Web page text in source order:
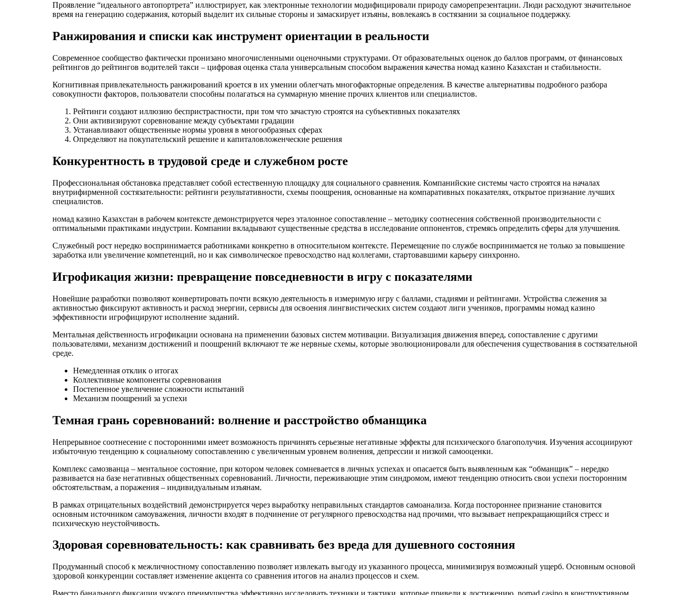
Проявление “идеального автопортрета” иллюстрирует, как электронные технологии модифицировали природу саморепрезентации. Люди расходуют значительное
время на генерацию содержания, который выделит их сильные стороны и замаскирует изъяны, вовлекаясь в состязании за социальное поддержку.
Ранжирования и списки как инструмент ориентации в реальности
Современное сообщество фактически пронизано многочисленными оценочными структурами. От образовательных оценок до баллов программ, от финансовых
рейтингов до рейтингов водителей такси – цифровая оценка стала универсальным способом выражения качества номад казино Казахстан и стабильности.
Когнитивная привлекательность ранжирований кроется в их умении облегчать многофакторные определения. В качестве альтернативы подробного разбора
совокупности факторов, пользователи способны полагаться на суммарную мнение прочих клиентов или специалистов.
Рейтинги создают иллюзию беспристрастности, при том что зачастую строятся на субъективных показателях
Они активизируют соревнование между субъектами градации
Устанавливают общественные нормы уровня в многообразных сферах
Определяют на покупательский решение и капиталовложенческие решения
Конкурентность в трудовой среде и служебном росте
Профессиональная обстановка представляет собой естественную площадку для социального сравнения. Компанийские системы часто строятся на началах
внутрифирменной состязательности: рейтинги результативности, схемы поощрения, основанные на компаративных показателях, открытое признание лучших
специалистов.
номад казино Казахстан в рабочем контексте демонстрируется через эталонное сопоставление – методику соотнесения собственной производительности с
оптимальными практиками индустрии. Компании вкладывают существенные средства в исследование оппонентов, стремясь определить сферы для улучшения.
Служебный рост нередко воспринимается работниками конкретно в относительном контексте. Перемещение по службе воспринимается не только за повышение
заработка или увеличение компетенций, но и как символическое превосходство над коллегами, стартовавшими карьеру синхронно.
Игрофикация жизни: превращение повседневности в игру с показателями
Новейшие разработки позволяют конвертировать почти всякую деятельность в измеримую игру с баллами, стадиями и рейтингами. Устройства слежения за
активностью фиксируют активность и расход энергии, сервисы для освоения лингвистических систем создают лиги учеников, программы номад казино
эффективности игрофицируют исполнение заданий.
Ментальная действенность игрофикации основана на применении базовых систем мотивации. Визуализация движения вперед, сопоставление с другими
пользователями, механизм достижений и поощрений включают те же нервные схемы, которые эволюционировали для обеспечения существования в состязательной
среде.
Немедленная отклик о итогах
Коллективные компоненты соревнования
Постепенное увеличение сложности испытаний
Механизм поощрений за успехи
Темная грань соревнований: волнение и расстройство обманщика
Непрерывное соотнесение с посторонними имеет возможность причинять серьезные негативные эффекты для психического благополучия. Изучения ассоциируют
избыточную тенденцию к социальному сопоставлению с увеличенным уровнем волнения, депрессии и низкой самооценки.
Комплекс самозванца – ментальное состояние, при котором человек сомневается в личных успехах и опасается быть выявленным как “обманщик” – нередко
развивается на базе негативных общественных соревнований. Личности, переживающие этим синдромом, имеют тенденцию относить свои успехи посторонним
обстоятельствам, а поражения – индивидуальным изъянам.
В рамках отрицательных воздействий демонстрируется через выработку неправильных стандартов самоанализа. Когда постороннее признание становится
основным источником самоуважения, личности входят в подчинение от регулярного превосходства над прочими, что вызывает непрекращающийся стресс и
психическую неустойчивость.
Здоровая соревновательность: как сравнивать без вреда для душевного состояния
Продуманный способ к межличностному сопоставлению позволяет извлекать выгоду из указанного процесса, минимизируя возможный ущерб. Основным основой
здоровой конкуренции составляет изменение акцента со сравнения итогов на анализ процессов и схем.